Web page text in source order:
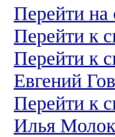
Перейти на
Перейти к
Перейти к
Евгений
Перейти к
Илья